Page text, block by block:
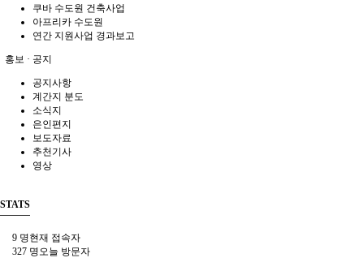
쿠바 수도원 건축사업
아프리카 수도원
연간 지원사업 경과보고
홍보 · 공지
공지사항
계간지 분도
소식지
은인편지
보도자료
추천기사
영상
STATS
9 명현재 접속자
327 명오늘 방문자